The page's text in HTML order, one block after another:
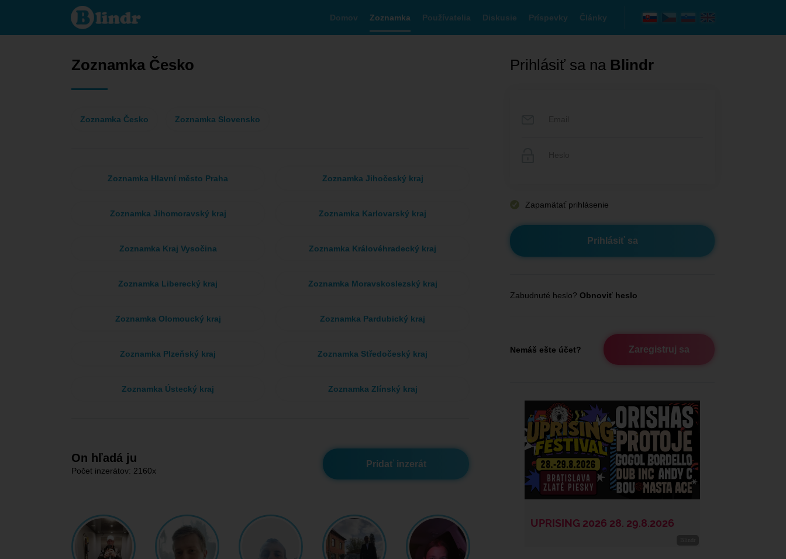
Zoznamka
- On
hľadá ju
Domov Zoznamka Používatelia Diskusie Príspevky Články
Zoznamka Česko
Zoznamka Česko Zoznamka Slovensko
Zoznamka Hlavní město Praha Zoznamka Jihočeský kraj
Zoznamka Jihomoravský kraj Zoznamka Karlovarský kraj
Zoznamka Kraj Vysočina Zoznamka Královéhradecký kraj
Zoznamka Liberecký kraj Zoznamka Moravskoslezský kraj
Zoznamka Olomoucký kraj Zoznamka Pardubický kraj
Zoznamka Plzeňský kraj Zoznamka Středočeský kraj
Zoznamka Ústecký kraj Zoznamka Zlínský kraj
Pridať inzerát
On hľadá ju
Počet inzerátov: 2160x
Prihlásiť sa na Blindr
Zapamätať prihlásenie
Zabudnuté heslo? Obnoviť heslo
Nemáš ešte účet? Zaregistruj sa